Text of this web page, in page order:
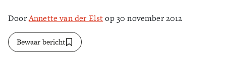
DoorAnnette van der Elstop 30 november 2012
Bewaar bericht